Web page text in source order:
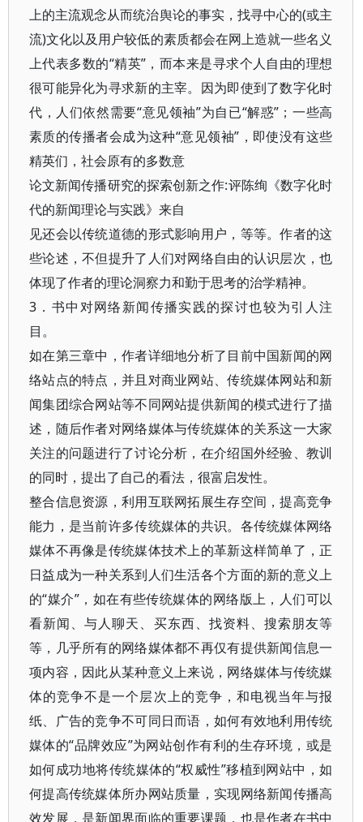
上的主流观念从而统治舆论的事实，找寻中心的(或主
流)文化以及用户较低的素质都会在网上造就一些名义
上代表多数的“精英”，而本来是寻求个人自由的理想
很可能异化为寻求新的主宰。因为即使到了数字化时
代，人们依然需要“意见领袖”为自已“解惑”；一些高
素质的传播者会成为这种“意见领袖”，即使没有这些
精英们，社会原有的多数意
论文新闻传播研究的探索创新之作:评陈绚《数字化时
代的新闻理论与实践》来自
见还会以传统道德的形式影响用户，等等。作者的这
些论述，不但提升了人们对网络自由的认识层次，也
体现了作者的理论洞察力和勤于思考的治学精神。
3．书中对网络新闻传播实践的探讨也较为引人注
目。
如在第三章中，作者详细地分析了目前中国新闻的网
络站点的特点，并且对商业网站、传统媒体网站和新
闻集团综合网站等不同网站提供新闻的模式进行了描
述，随后作者对网络媒体与传统媒体的关系这一大家
关注的问题进行了讨论分析，在介绍国外经验、教训
的同时，提出了自己的看法，很富启发性。
整合信息资源，利用互联网拓展生存空间，提高竞争
能力，是当前许多传统媒体的共识。各传统媒体网络
媒体不再像是传统媒体技术上的革新这样简单了，正
日益成为一种关系到人们生活各个方面的新的意义上
的“媒介”，如在有些传统媒体的网络版上，人们可以
看新闻、与人聊天、买东西、找资料、搜索朋友等
等，几乎所有的网络媒体都不再仅有提供新闻信息一
项内容，因此从某种意义上来说，网络媒体与传统媒
体的竞争不是一个层次上的竞争，和电视当年与报
纸、广告的竞争不可同日而语，如何有效地利用传统
媒体的“品牌效应”为网站创作有利的生存环境，或是
如何成功地将传统媒体的“权威性”移植到网站中，如
何提高传统媒体所办网站质量，实现网络新闻传播高
效发展，是新闻界面临的重要课题，也是作者在书中